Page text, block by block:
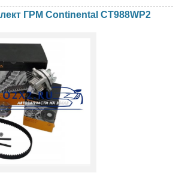
ГРМ Continental CT988WP2